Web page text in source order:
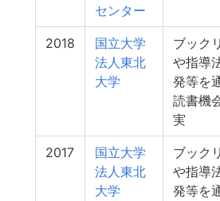
センター
2018
国立大学
法人東北
大学
ブック
や指導
発等を
読書機
実
2017
国立大学
法人東北
大学
ブック
や指導
発等を